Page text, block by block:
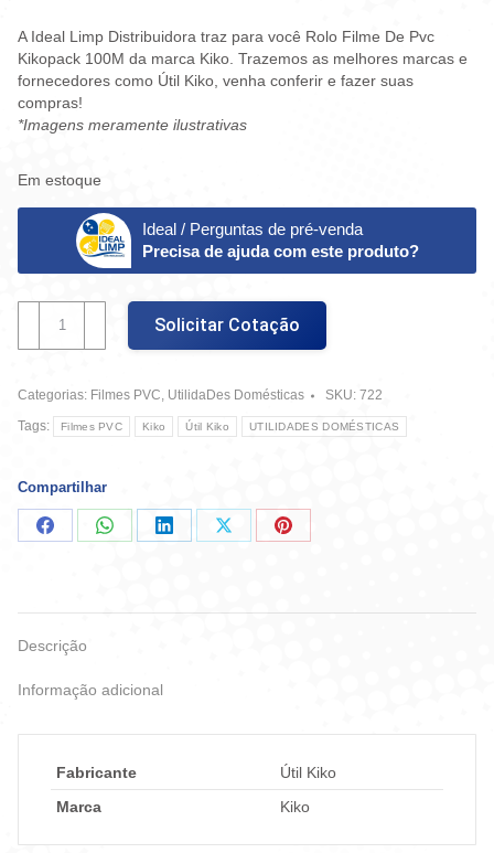
A Ideal Limp Distribuidora traz para você Rolo Filme De Pvc
Kikopack 100M da marca Kiko. Trazemos as melhores marcas e
fornecedores como Útil Kiko, venha conferir e fazer suas
compras!
*Imagens meramente ilustrativas
Em estoque
Ideal / Perguntas de pré-venda
Precisa de ajuda com este produto?
De
Kikopack
100M
Solicitar Cotação
Categorias: Filmes PVC, UtilidaDes Domésticas SKU: 722
Tags:
Filmes PVC Kiko Útil Kiko UTILIDADES DOMÉSTICAS
Compartilhar
CompartilharCompartilharCompartilharCompartilharCompartilhar
Descrição
Informação adicional
Fabricante
Útil Kiko
Marca
Kiko